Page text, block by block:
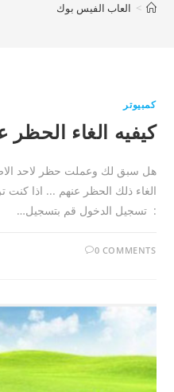
> العاب الفيس بوك
كمبيوتر
كيفيه الغاء
هل سبق لك وعملت حظر لاحد
الغاء ذلك الحظر عنهم ... اذا كنت
: تسجيل الدخول قم بتسجيل…
0 COMMENTS